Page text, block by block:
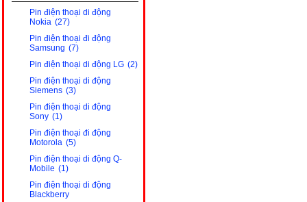
Pin điện thoại di động
Nokia (27)
Pin điện thoại đi động
Samsung (7)
Pin điện thoại di động LG (2)
Pin điện thoại di động
Siemens (3)
Pin điện thoại di động
Sony (1)
Pin điện thoại đi động
Motorola (5)
Pin điện thoại di động Q-
Mobile (1)
Pin điện thoại di động
Blackberry